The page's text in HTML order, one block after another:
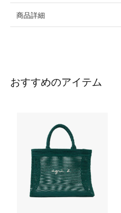
商品詳細
おすすめのアイテム